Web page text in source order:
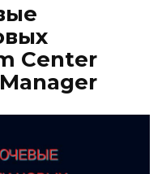
Center